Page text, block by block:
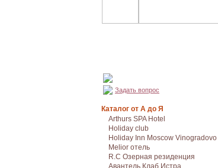
Задать вопрос
Каталог от А до Я
Arthurs SPA Hotel
Holiday club
Holiday Inn Moscow Vinogradovo
Melior отель
R.C Озерная резиденция
Авантель Клаб Истра